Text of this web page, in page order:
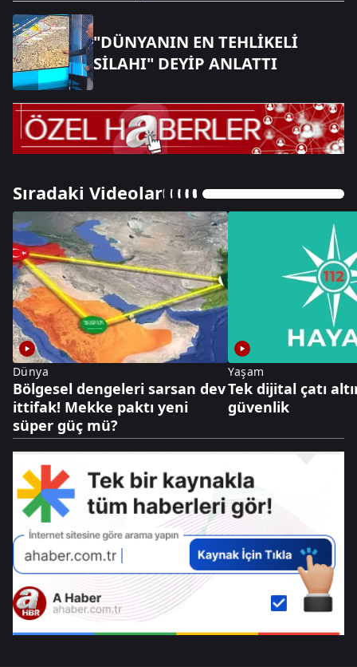
"DÜNYANIN EN TEHLİKELİ
SİLAHI" DEYİP ANLATTI
Sıradaki Videolar
Dünya
Bölgesel dengeleri sarsan dev
ittifak! Mekke paktı yeni
süper güç mü?
Yaşam
Tek dijital çatı
güvenlik